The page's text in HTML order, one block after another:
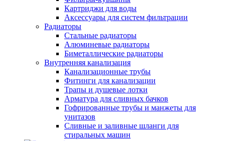
Картриджи для воды
Аксессуары для систем фильтрации
Радиаторы
Стальные радиаторы
Алюминевые радиаторы
Биметаллические радиаторы
Внутренняя канализация
Канализационные трубы
Фитинги для канализации
Трапы и душевые лотки
Арматура для сливных бачков
Гофрированные трубы и манжеты для
унитазов
Сливные и заливные шланги для
стиральных машин